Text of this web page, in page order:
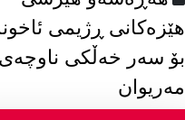
هێزەکانی ڕژیمی
بۆ سەر خەڵکی
مەریوان